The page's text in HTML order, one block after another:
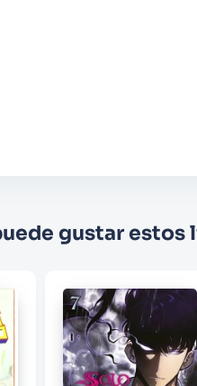
gustar estos